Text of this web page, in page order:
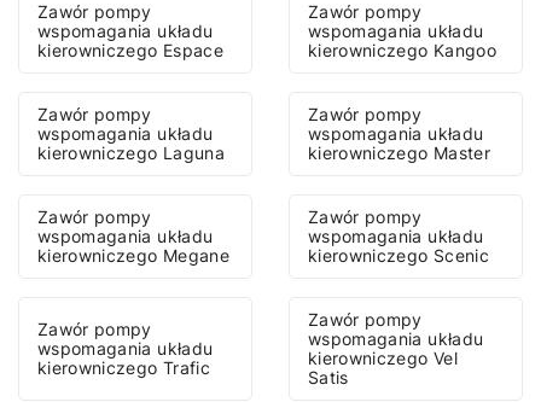
Zawór pompy
wspomagania układu
kierowniczego Espace
Zawór pompy
wspomagania układu
kierowniczego Kangoo
Zawór pompy
wspomagania układu
kierowniczego Laguna
Zawór pompy
wspomagania układu
kierowniczego Master
Zawór pompy
wspomagania układu
kierowniczego Megane
Zawór pompy
wspomagania układu
kierowniczego Scenic
Zawór pompy
wspomagania układu
kierowniczego Trafic
Zawór pompy
wspomagania układu
kierowniczego Vel
Satis